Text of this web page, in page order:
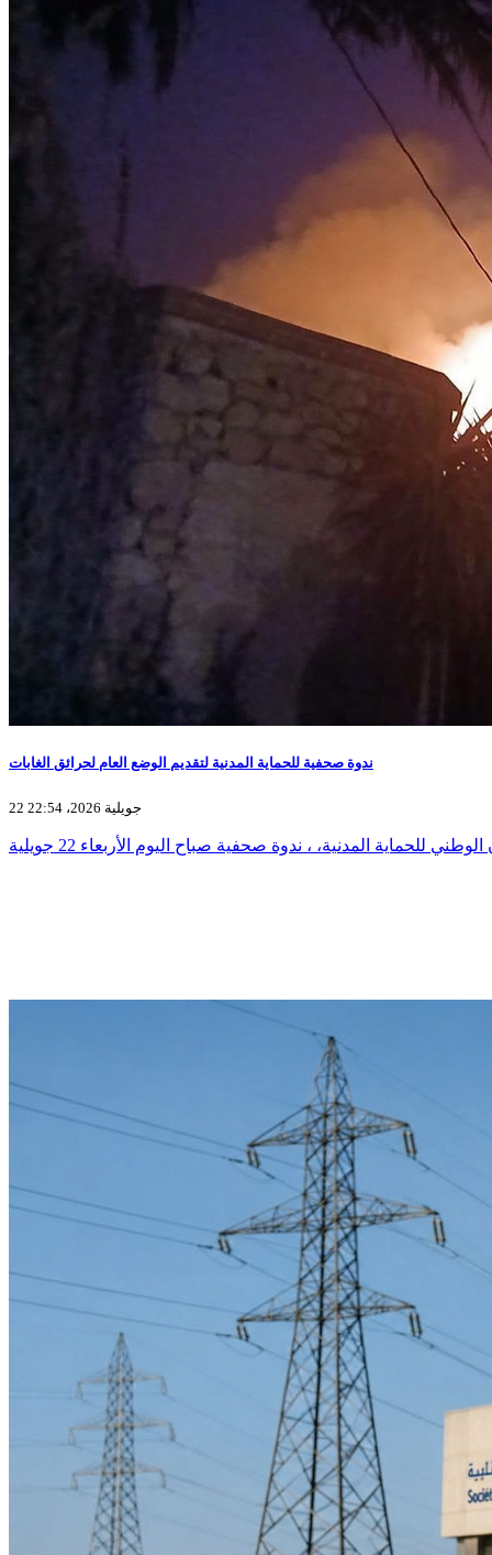
ندوة صحفية للحماية المدنية لتقديم الوضع العام لحرائق الغابات
22 جويلية 2026، 22:54